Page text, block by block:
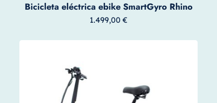
Bicicleta eléctrica ebike SmartGyro Rhino
1.499,00 €